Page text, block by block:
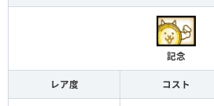
記念
レア度 コスト